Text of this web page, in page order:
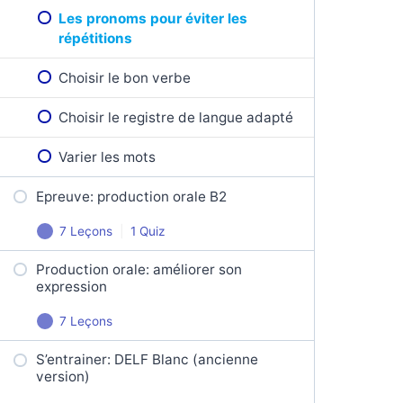
Production écrite DELF B2
Le subjonctif présent
Indicatif, subjonctif ou infinitif?
Les accents
Corriger ses erreurs
Les pronoms pour éviter les
répétitions
Choisir le bon verbe
Choisir le registre de langue adapté
Varier les mots
Epreuve: production orale B2
7 Leçons 1 Quiz
Présenter un texte déclencheur
problématique
Trouver des arguments
Production orale: améliorer son
expression
7 Leçons
Donner son opinion
S’entrainer: DELF Blanc (ancienne
version)